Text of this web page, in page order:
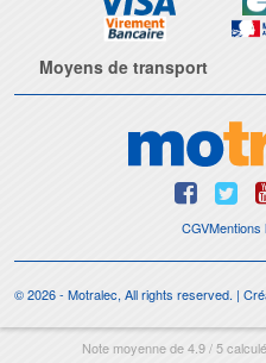
Moyens de transport
CGVMentions
© 2026 - Motralec, All rights reserved. |
Note moyenne de4.9/5